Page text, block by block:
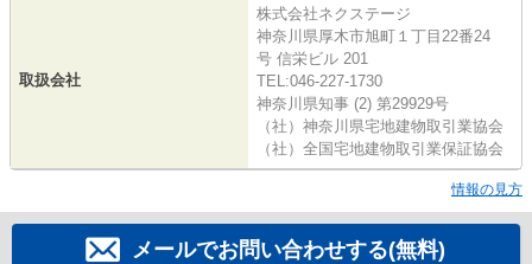
取扱会社
株式会社ネクステージ
神奈川県厚木市旭町１丁目22番24
号 信栄ビル 201
TEL:046-227-1730
神奈川県知事 (2) 第29929号
（社）神奈川県宅地建物取引業協会
（社）全国宅地建物取引業保証協会
情報の見方
メールでお問い合わせする(無料)